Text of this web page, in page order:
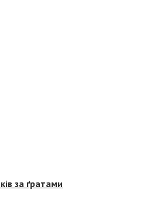
за ґратами